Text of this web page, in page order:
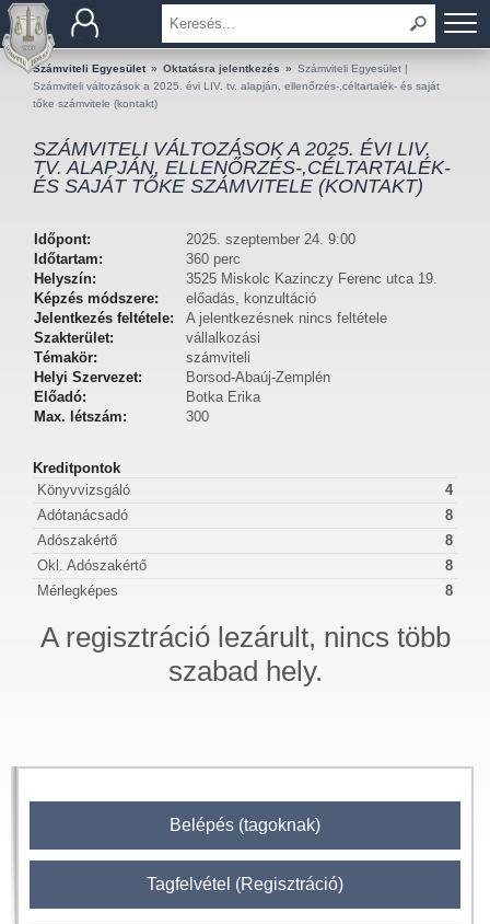
BEMUTATKOZÁS
OKTATÁS
TUDÁSTÁR
KIADVÁNYOK
KAPCSOLAT
Számviteli Egyesület » Oktatásra jelentkezés » Számviteli Egyesület |
Számviteli változások a 2025. évi LIV. tv. alapján, ellenőrzés-,céltartalék- és saját
tőke számvitele (kontakt)
SZÁMVITELI VÁLTOZÁSOK A 2025. ÉVI LIV.
TV. ALAPJÁN, ELLENŐRZÉS-,CÉLTARTALÉK-
ÉS SAJÁT TŐKE SZÁMVITELE (KONTAKT)
Időpont:
2025. szeptember 24. 9:00
Időtartam:
360 perc
Helyszín:
3525 Miskolc Kazinczy Ferenc utca 19.
Képzés módszere:
előadás, konzultáció
Jelentkezés feltétele:
A jelentkezésnek nincs feltétele
Szakterület:
vállalkozási
Témakör:
számviteli
Helyi Szervezet:
Borsod-Abaúj-Zemplén
Előadó:
Botka Erika
Max. létszám:
300
Kreditpontok
Könyvvizsgáló
4
Adótanácsadó
8
Adószakértő
8
Okl. Adószakértő
8
Mérlegképes
8
A regisztráció lezárult, nincs több
szabad hely.
Belépés (tagoknak)
Tagfelvétel (Regisztráció)